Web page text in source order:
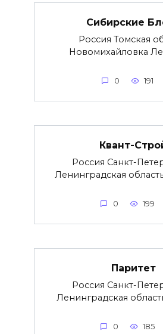
Сибирские
Россия Томская
Новомихайловка
0 191
Квант-
Россия Санкт-
Ленинградская
0 199
Паритет
Россия Санкт-
Ленинградская
0 185